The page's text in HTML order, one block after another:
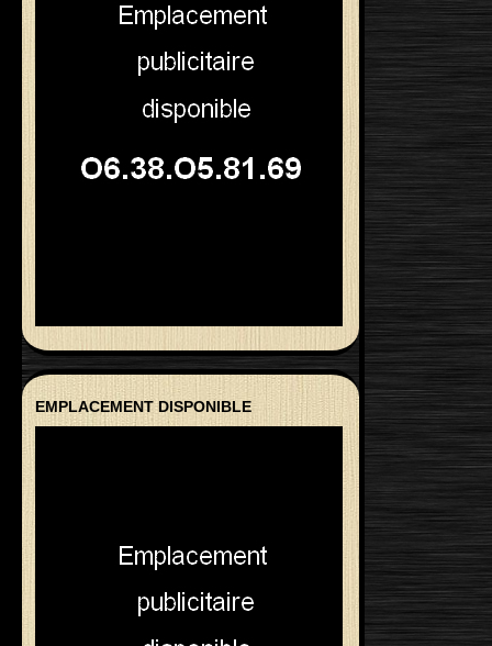
EMPLACEMENT DISPONIBLE